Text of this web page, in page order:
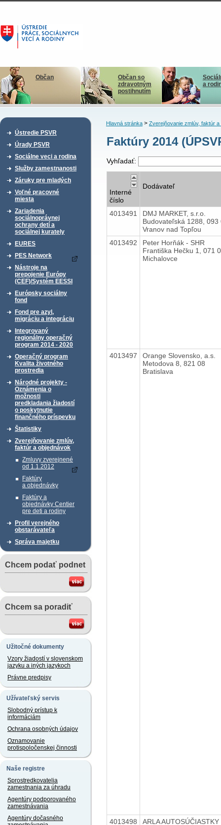
Občan
Občan so
zdravotným
postihnutím
a
Ústredie PSVR
Úrady PSVR
Sociálne veci a rodina
Služby zamestnanosti
Záruky pre mladých
Voľné pracovné
miesta
Zariadenia
sociálnoprávnej
ochrany detí a
sociálnej kurately
EURES
PES Network
Nástroje na
prepojenie Európy
(CEF)/Systém EESSI
Európsky sociálny
fond
Fond pre azyl,
migráciu a integráciu
Integrovaný
regionálny operačný
program 2014 - 2020
Operačný program
Kvalita životného
prostredia
Národné projekty -
Oznámenia o
možnosti
predkladania žiadostí
o poskytnutie
finančného príspevku
Štatistiky
Zverejňovanie zmlúv,
faktúr a objednávok
Zmluvy zverejnené
od 1.1.2012
Faktúry
a objednávky
Faktúry a
objednávky Centier
pre deti a rodiny
Profil verejného
obstarávateľa
Správa majetku
Chcem podať podnet
Chcem sa poradiť
Užitočné dokumenty
Vzory žiadostí v slovenskom
jazyku a iných jazykoch
Právne predpisy
Užívateľský servis
Slobodný prístup k
informáciám
Ochrana osobných údajov
Oznamovanie
protispoločenskej činnosti
Naše registre
Sprostredkovatelia
zamestnania za úhradu
Agentúry podporovaného
zamestnávania
Agentúry dočasného
Hlavná stránka> Zverejňovanie zmlúv, faktúr a
Faktúry 2014
Vyhľadať:
Interné
číslo
Dodávateľ
4013491
DMJ MARKET, s.r.o.
Budovateľská 1288, 093
Vranov nad Topľou
4013492
Peter Horňák - SHR
Františka Hečku 1, 071
Michalovce
4013497
Orange Slovensko, a.s.
Metodova 8, 821 08
Bratislava
4013498
ARLA AUTOSÚČIASTKY